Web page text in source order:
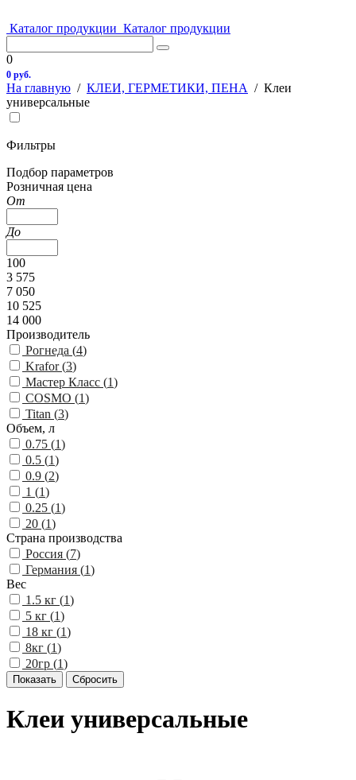
Каталог продукции Каталог продукции
0
0 руб.
На главную / КЛЕИ, ГЕРМЕТИКИ, ПЕНА / Клеи
универсальные
Фильтры
Подбор параметров
Розничная цена
От
До
100
3 575
7 050
10 525
14 000
Производитель
Рогнеда (4)
Krafor (3)
Мастер Класс (1)
COSMO (1)
Titan (3)
Объем, л
0.75 (1)
0.5 (1)
0.9 (2)
1 (1)
0.25 (1)
20 (1)
Страна производства
Россия (7)
Германия (1)
Вес
1.5 кг (1)
5 кг (1)
18 кг (1)
8кг (1)
20гр (1)
Клеи универсальные